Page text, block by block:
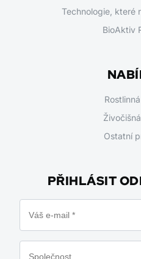
Technologie, které
BioAktiv
Ostatní
PŘIHLÁSIT